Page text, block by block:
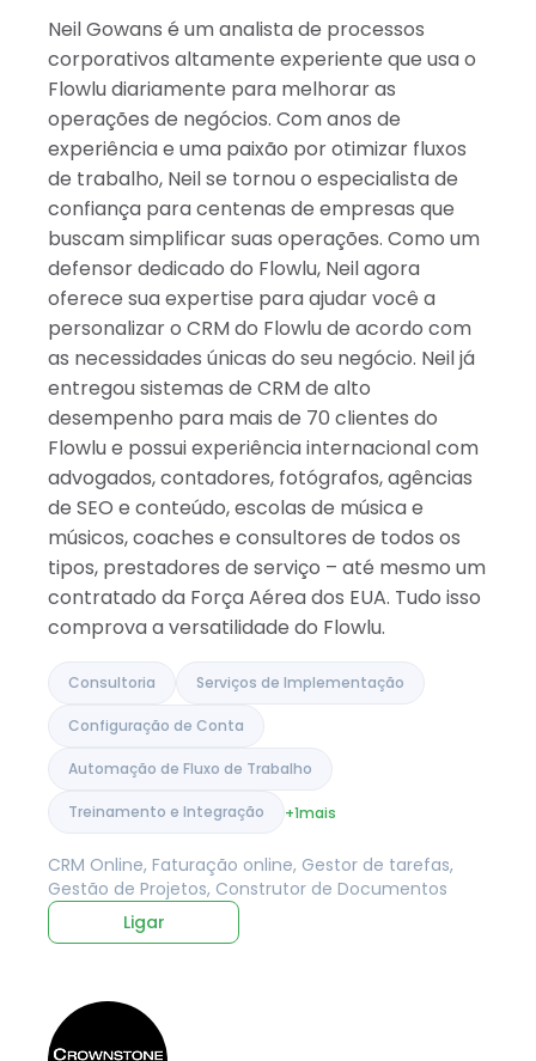
Índia
Neil Gowans é um analista de processos
corporativos altamente experiente que usa o
Flowlu diariamente para melhorar as
operações de negócios. Com anos de
experiência e uma paixão por otimizar fluxos
de trabalho, Neil se tornou o especialista de
confiança para centenas de empresas que
buscam simplificar suas operações. Como um
defensor dedicado do Flowlu, Neil agora
oferece sua expertise para ajudar você a
personalizar o CRM do Flowlu de acordo com
as necessidades únicas do seu negócio. Neil já
entregou sistemas de CRM de alto
desempenho para mais de 70 clientes do
Flowlu e possui experiência internacional com
advogados, contadores, fotógrafos, agências
de SEO e conteúdo, escolas de música e
músicos, coaches e consultores de todos os
tipos, prestadores de serviço – até mesmo um
contratado da Força Aérea dos EUA. Tudo isso
comprova a versatilidade do Flowlu.
Consultoria Serviços de Implementação
Configuração de Conta
Automação de Fluxo de Trabalho
Treinamento e Integração +1mais
CRM Online, Faturação online, Gestor de tarefas,
Gestão de Projetos, Construtor de Documentos
Ligar